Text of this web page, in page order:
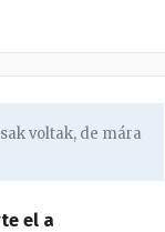
voltak, de mára
el a